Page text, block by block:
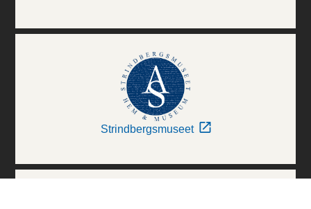
Strindbergsmuseet